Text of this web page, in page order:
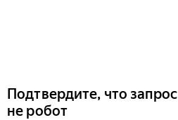
Подтвердите, что
не робот